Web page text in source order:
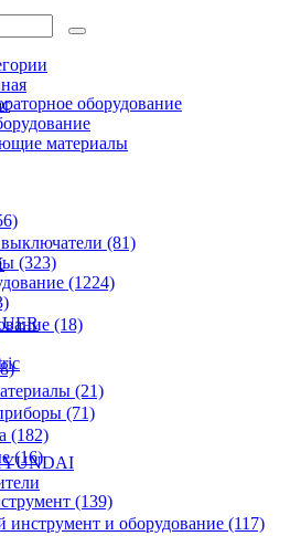
оборудование
материалы
(81)
(323)
(1224)
(18)
(21)
(71)
(182)
(16)
(139)
и оборудование (117)